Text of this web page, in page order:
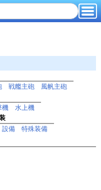
戦艦主砲
風帆主砲
機
水上機
設備 特殊装備